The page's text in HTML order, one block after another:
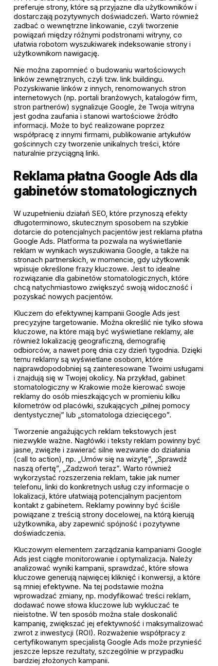
preferuje strony, które są przyjazne dla użytkowników i
dostarczają pozytywnych doświadczeń. Warto również
zadbać o wewnętrzne linkowanie, czyli tworzenie
powiązań między różnymi podstronami witryny, co
ułatwia robotom wyszukiwarek indeksowanie strony i
użytkownikom nawigację.
Nie można zapomnieć o budowaniu wartościowych
linków zewnętrznych, czyli tzw. link buildingu.
Pozyskiwanie linków z innych, renomowanych stron
internetowych (np. portali branżowych, katalogów firm,
stron partnerów) sygnalizuje Google, że Twoja witryna
jest godna zaufania i stanowi wartościowe źródło
informacji. Może to być realizowane poprzez
współpracę z innymi firmami, publikowanie artykułów
gościnnych czy tworzenie unikalnych treści, które
naturalnie przyciągną linki.
Reklama płatna Google Ads dla
gabinetów stomatologicznych
W uzupełnieniu działań SEO, które przynoszą efekty
długoterminowo, skutecznym sposobem na szybkie
dotarcie do potencjalnych pacjentów jest reklama płatna
Google Ads. Platforma ta pozwala na wyświetlanie
reklam w wynikach wyszukiwania Google, a także na
stronach partnerskich, w momencie, gdy użytkownik
wpisuje określone frazy kluczowe. Jest to idealne
rozwiązanie dla gabinetów stomatologicznych, które
chcą natychmiastowo zwiększyć swoją widoczność i
pozyskać nowych pacjentów.
Kluczem do efektywnej kampanii Google Ads jest
precyzyjne targetowanie. Można określić nie tylko słowa
kluczowe, na które mają być wyświetlane reklamy, ale
również lokalizację geograficzną, demografię
odbiorców, a nawet porę dnia czy dzień tygodnia. Dzięki
temu reklamy są wyświetlane osobom, które
najprawdopodobniej są zainteresowane Twoimi usługami
i znajdują się w Twojej okolicy. Na przykład, gabinet
stomatologiczny w Krakowie może kierować swoje
reklamy do osób mieszkających w promieniu kilku
kilometrów od placówki, szukających „pilnej pomocy
dentystycznej” lub „stomatologa dziecięcego”.
Tworzenie angażujących reklam tekstowych jest
niezwykle ważne. Nagłówki i teksty reklam powinny być
jasne, zwięzłe i zawierać silne wezwanie do działania
(call to action), np. „Umów się na wizytę”, „Sprawdź
naszą ofertę”, „Zadzwoń teraz”. Warto również
wykorzystać rozszerzenia reklam, takie jak numer
telefonu, linki do konkretnych usług czy informacje o
lokalizacji, które ułatwiają potencjalnym pacjentom
kontakt z gabinetem. Reklamy powinny być ściśle
powiązane z treścią strony docelowej, na którą kierują
użytkownika, aby zapewnić spójność i pozytywne
doświadczenia.
Kluczowym elementem zarządzania kampaniami Google
Ads jest ciągłe monitorowanie i optymalizacja. Należy
analizować wyniki kampanii, sprawdzać, które słowa
kluczowe generują najwięcej kliknięć i konwersji, a które
są mniej efektywne. Na tej podstawie można
wprowadzać zmiany, np. modyfikować treści reklam,
dodawać nowe słowa kluczowe lub wykluczać te
nieistotne. W ten sposób można stale doskonalić
kampanię, zwiększać jej efektywność i maksymalizować
zwrot z inwestycji (ROI). Rozważenie współpracy z
certyfikowanym specjalistą Google Ads może przynieść
jeszcze lepsze rezultaty, szczególnie w przypadku
bardziej złożonych kampanii.